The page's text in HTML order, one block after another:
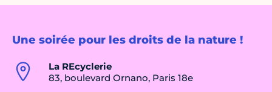
Une soirée pour les droits de la nature !
La REcyclerie
83, boulevard Ornano, Paris 18e